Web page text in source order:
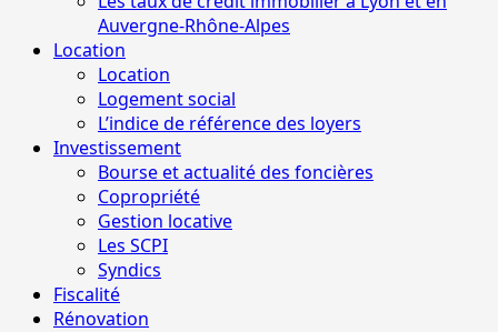
Auvergne-Rhône-Alpes
Location
Location
Logement social
L’indice de référence des loyers
Investissement
Bourse et actualité des foncières
Copropriété
Gestion locative
Les SCPI
Syndics
Fiscalité
Rénovation